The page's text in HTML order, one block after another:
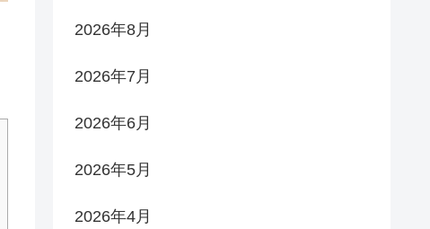
2026年8月
2026年7月
2026年6月
2026年5月
2026年4月